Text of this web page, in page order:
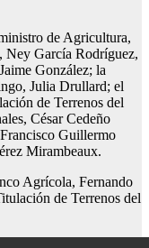
de Agricultura,
García Rodríguez,
González; la
Julia Drullard; el
de Terrenos del
César Cedeño
Guillermo
Mirambeaux.
Agrícola, Fernando
de Terrenos del